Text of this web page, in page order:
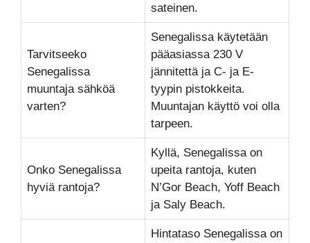
sateinen.
Tarvitseeko
Senegalissa
muuntaja sähköä
varten?
Senegalissa käytetään
pääasiassa 230 V
jännitettä ja C- ja E-
tyypin pistokkeita.
Muuntajan käyttö voi olla
tarpeen.
Onko Senegalissa
hyviä rantoja?
Kyllä, Senegalissa on
upeita rantoja, kuten
N’Gor Beach, Yoff Beach
ja Saly Beach.
Hintataso Senegalissa on